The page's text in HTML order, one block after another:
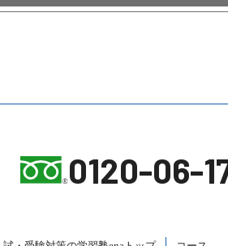
0120-06-